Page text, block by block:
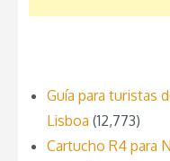
Guía para turistas
Lisboa (12,773)
Cartucho R4 para